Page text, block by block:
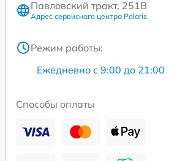
Павловский тракт, 251В
Адрес сервисного центра Polaris
Режим работы:
Ежедневно с 9:00 до 21:00
Способы оплаты